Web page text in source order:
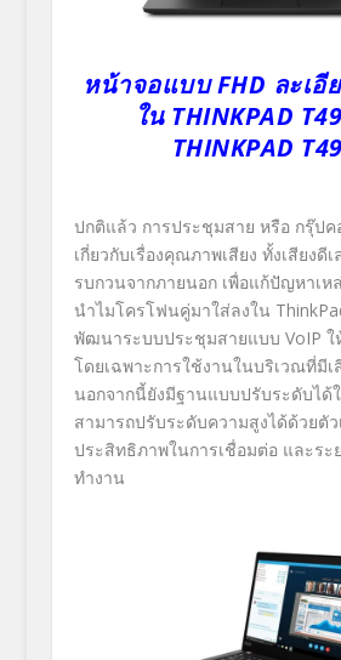
หน้าจอแบบFHD ละเ
ใน THINKPAD
THINKPAD
ปกติแล้ว การประชุมสาย หรือ กรุ๊ป
เกี่ยวกับเรื่องคุณภาพเสียง ทั้งเสียงดีเ
รบกวนจากภายนอก เพื่อแก้ปัญหาเห
นำไมโครโฟนคู่มาใส่ลงใน
พัฒนาระบบประชุมสายแบบ VoIP
โดยเฉพาะการใช้งานในบริเวณที่มีเ
นอกจากนี้ยังมีฐานแบบปรับระดับได้
สามารถปรับระดับความสูงได้ด้วยตัว
ประสิทธิภาพในการเชื่อมต่อ และระ
ทำงาน